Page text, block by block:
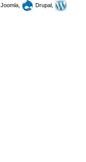
Joomla,
Drupal,